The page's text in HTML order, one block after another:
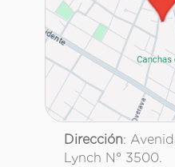
Dirección:
Lynch N° 3500.